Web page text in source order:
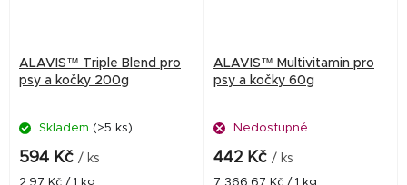
ALAVIS™ Triple Blend pro
psy a kočky 200g
Skladem (>5 ks)
594 Kč / ks
Měrná
ALAVIS™ Multivitamin pro
psy a kočky 60g
Nedostupné
442 Kč / ks
Měrná